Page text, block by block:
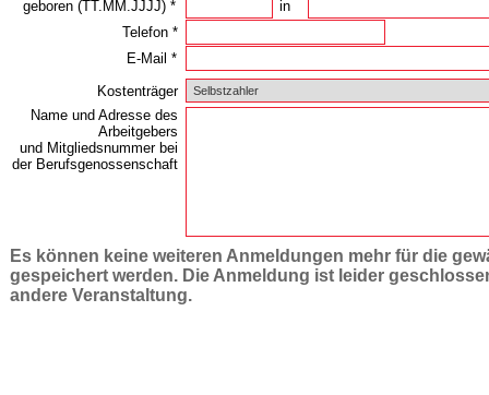
E-Mail *
geboren (TT.MM.JJJJ) *
Kostenträger
Telefon *
Name und Adresse des
Arbeitgebers
und Mitgliedsnummer bei
der Berufsgenossenschaft
Es können keine weiteren Anmeldungen mehr für die
gespeichert werden. Die Anmeldung ist leider
andere Veranstaltung.
in